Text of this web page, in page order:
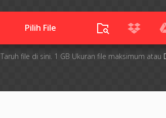
Pilih File
Taruh file di sini. 1 GB Ukuran file maksimum atau